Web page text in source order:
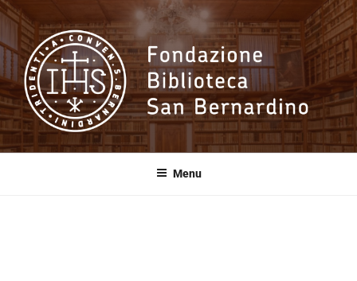
Salta
contenuto
Fondazione
Biblioteca SanMenu